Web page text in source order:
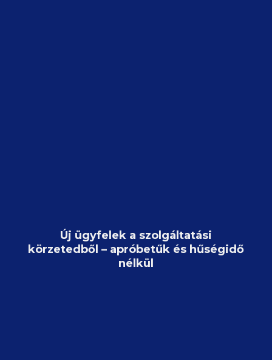
Új ügyfelek a szolgáltatási
körzetedből – apróbetűk és hűségidő
nélkül